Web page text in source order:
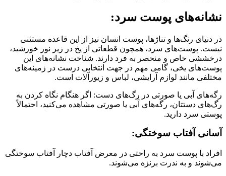
نشانه‌های پوست سرد:
در دنیای رنگ‌ها و تناژها، پوست انسان نیز از این قاعده مستثنی
نیست. پوست‌های سرد، همچون قطعاتی از یخ در زیر نور خورشید،
درخششی خاص و منحصر به فرد دارند. شناخت نشانه‌های این
پوست‌های یخی، گامی مهم در جهت انتخابی درست در زمینه‌های
مختلفی مانند لوازم آرایشی، لباس و زیورآلات است.
رگه‌های آبی یا صورتی در رگ‌های دست: اگر هنگام نگاه کردن به
رگ‌های دستتان، رگه‌های آبی یا صورتی مشاهده می‌کنید، احتمالاً
پوستی سرد دارید.
آسانی آفتاب سوختگی:
افراد با پوست سرد به راحتی در معرض آفتاب دچار آفتاب سوختگی
می‌شوند و به ندرت برنزه می‌شوند.